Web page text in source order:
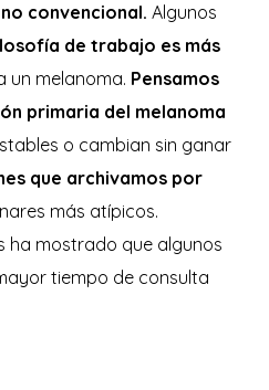
convencional. Algunos
de trabajo es más
un melanoma. Pensamos
primaria del melanoma
o cambian sin ganar
que archivamos por
más atípicos.
ha mostrado que algunos
tiempo de consulta